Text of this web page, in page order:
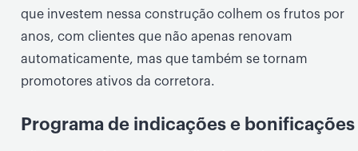
que investem nessa construção colhem os frutos por
anos, com clientes que não apenas renovam
automaticamente, mas que também se tornam
promotores ativos da corretora.
Programa de indicações e bonificações